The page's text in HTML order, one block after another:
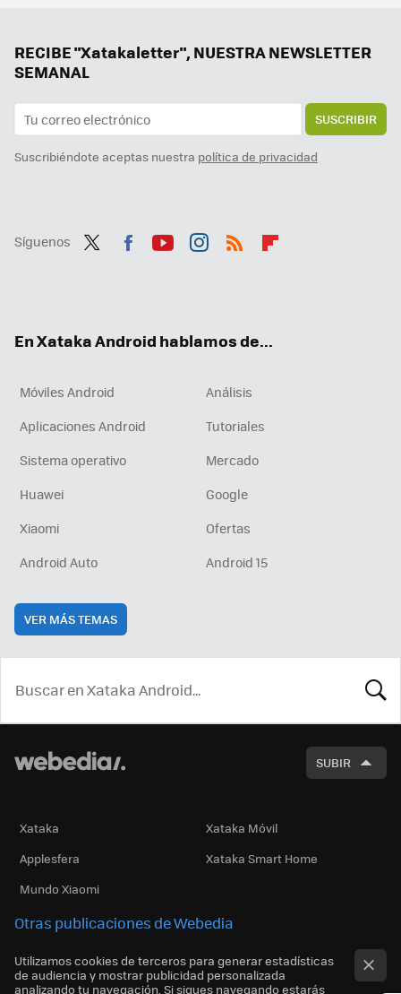
RECIBE "Xatakaletter", NUESTRA NEWSLETTER
SEMANAL
SUSCRIBIR
Suscribiéndote aceptas nuestra política de privacidad
Síguenos
En Xataka Android hablamos de...
Móviles Android
Análisis
Aplicaciones Android
Tutoriales
Sistema operativo
Mercado
Huawei
Google
Xiaomi
Ofertas
Android Auto
Android 15
VER MÁS TEMAS
SUBIR
Xataka
Xataka Móvil
Applesfera
Xataka Smart Home
Mundo Xiaomi
Otras publicaciones de Webedia
Utilizamos cookies de terceros para generar estadísticas
de audiencia y mostrar publicidad personalizada
analizando tu navegación. Si sigues navegando estarás